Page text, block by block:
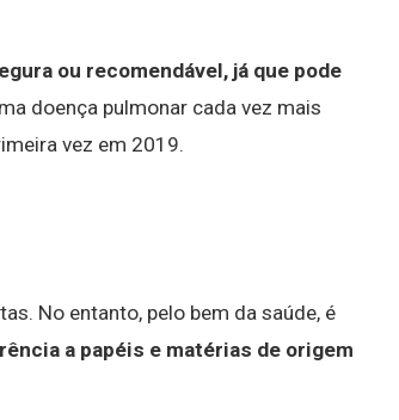
ou recomendável, já que pode
doença pulmonar cada vez mais
vez em 2019.
No entanto, pelo bem da saúde, é
a papéis e matérias de origem